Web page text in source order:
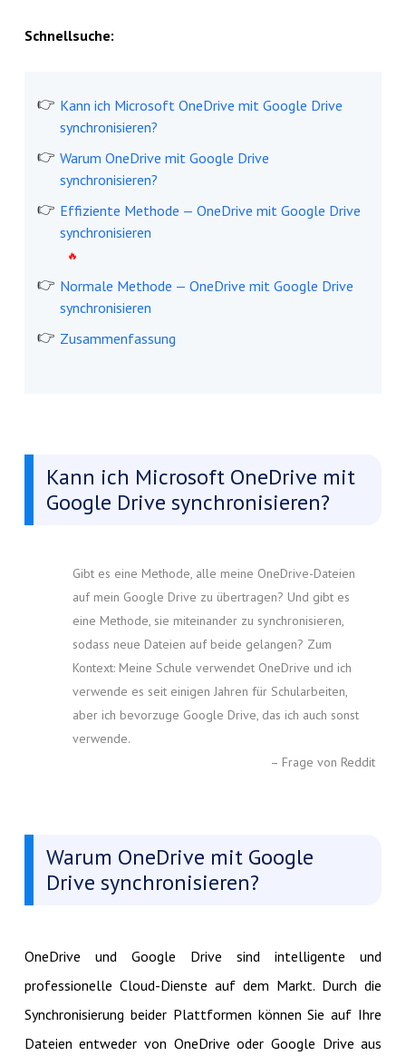
Schnellsuche:
Kann ich Microsoft OneDrive mit Google Drive
synchronisieren?
Warum OneDrive mit Google Drive
synchronisieren?
Effiziente Methode — OneDrive mit Google Drive
synchronisieren
Normale Methode — OneDrive mit Google Drive
synchronisieren
Zusammenfassung
Kann ich Microsoft OneDrive mit
Google Drive synchronisieren?
Gibt es eine Methode, alle meine OneDrive-Dateien
auf mein Google Drive zu übertragen? Und gibt es
eine Methode, sie miteinander zu synchronisieren,
sodass neue Dateien auf beide gelangen? Zum
Kontext: Meine Schule verwendet OneDrive und ich
verwende es seit einigen Jahren für Schularbeiten,
aber ich bevorzuge Google Drive, das ich auch sonst
verwende.
– Frage von Reddit
Warum OneDrive mit Google
Drive synchronisieren?
OneDrive und Google Drive sind intelligente und
professionelle Cloud-Dienste auf dem Markt. Durch die
Synchronisierung beider Plattformen können Sie auf Ihre
Dateien entweder von OneDrive oder Google Drive aus